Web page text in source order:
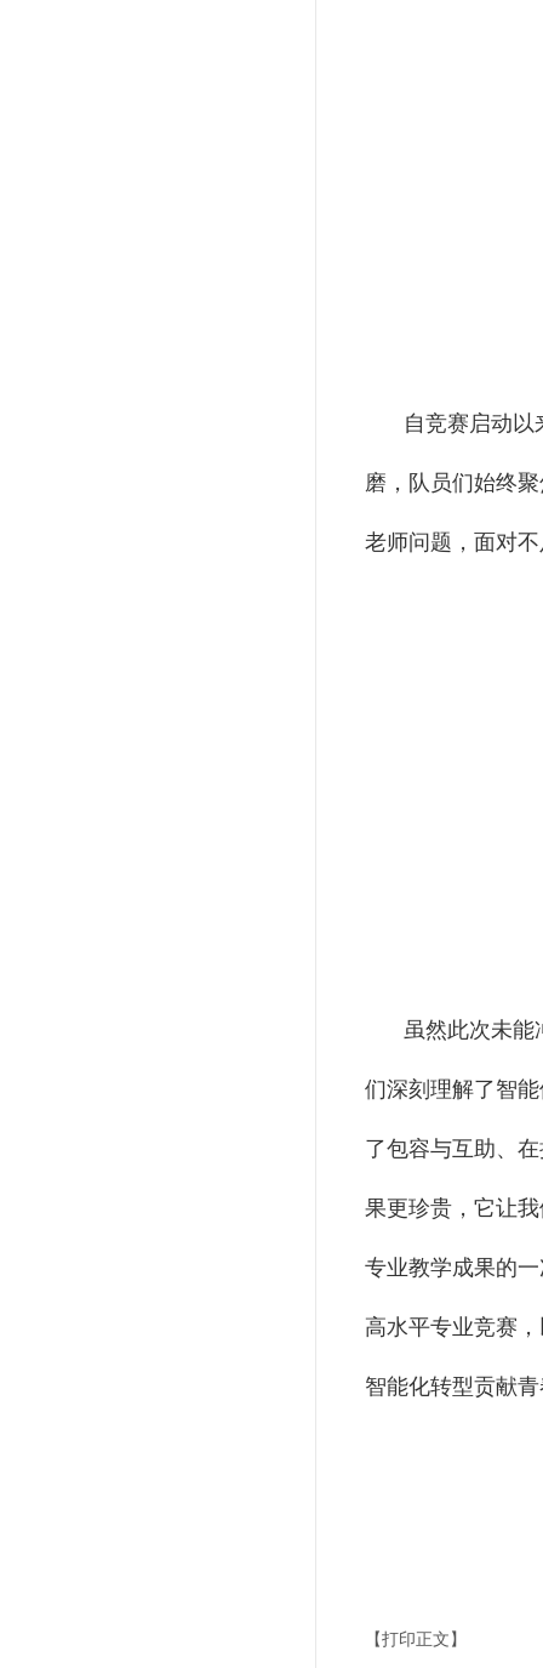
自竞赛启动
磨，队员们始终
老师问题，面对
虽然此次未
们深刻理解了智
了包容与互助、
果更珍贵，它让
专业教学成果的
高水平专业竞赛
智能化转型贡献
【打印正文】